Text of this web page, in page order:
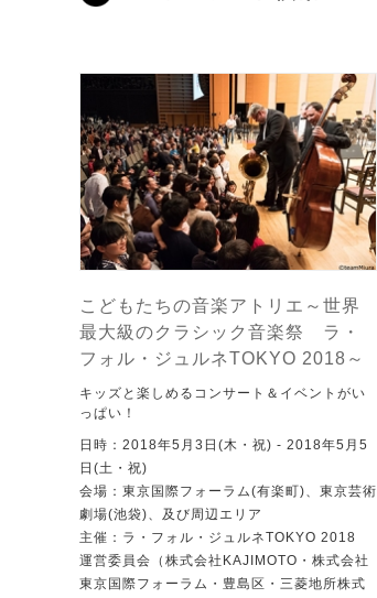
こどもたちの音楽アトリエ～世界
最大級のクラシック音楽祭 ラ・
フォル・ジュルネTOKYO 2018～
キッズと楽しめるコンサート＆イベントがい
っぱい！
日時：2018年5月3日(木・祝) - 2018年5月5
日(土・祝)
会場：東京国際フォーラム(有楽町)、東京芸術
劇場(池袋)、及び周辺エリア
主催：ラ・フォル・ジュルネTOKYO 2018
運営委員会（株式会社KAJIMOTO・株式会社
東京国際フォーラム・豊島区・三菱地所株式